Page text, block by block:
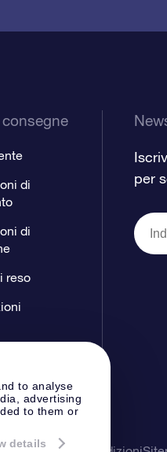
to analyse
advertising
to them or
details
di
di
reso
per